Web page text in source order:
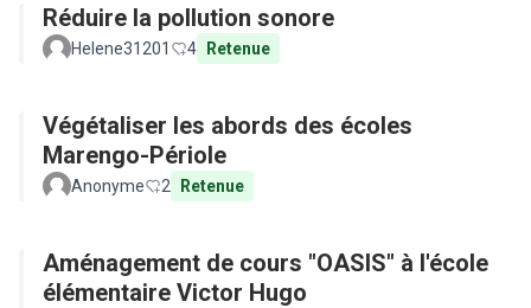
Réduire la pollution sonore
Helene31201 4 Retenue
Végétaliser les abords des écoles
Marengo-Périole
Anonyme 2 Retenue
Aménagement de cours "OASIS" à l'école
élémentaire Victor Hugo